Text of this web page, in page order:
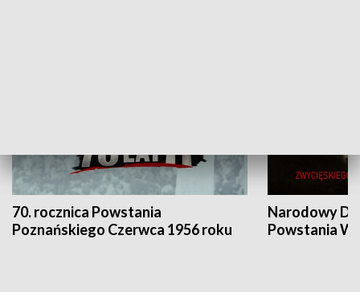
70. rocznica Powstania
Poznańskiego Czerwca 1956 roku
Narodowy
Powstania